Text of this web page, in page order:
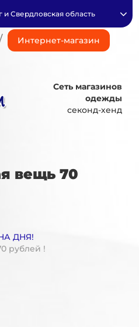
Интернет-магазин
и Свердловская область
Сеть магазинов
одежды
секонд-хенд
вещь 70
ДНЯ!
рублей !